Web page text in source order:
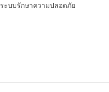
ระบบรักษาความปลอดภัย